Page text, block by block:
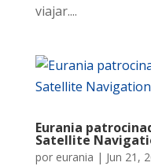
viajar....
Eurania
Satellite
por eurania | Jun 21,